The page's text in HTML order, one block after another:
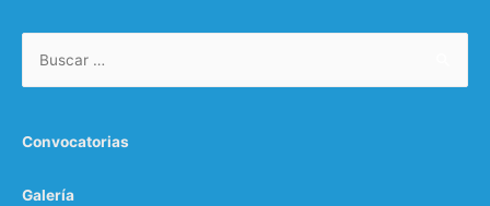
Convocatorias
Galería